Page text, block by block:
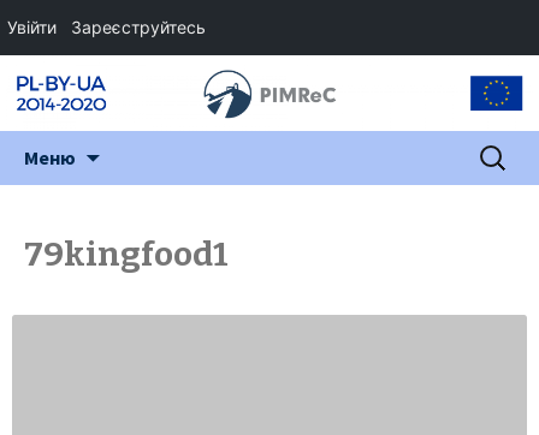
Меню Пошук:
79kingfood1
Увійти Зареєструйтесь